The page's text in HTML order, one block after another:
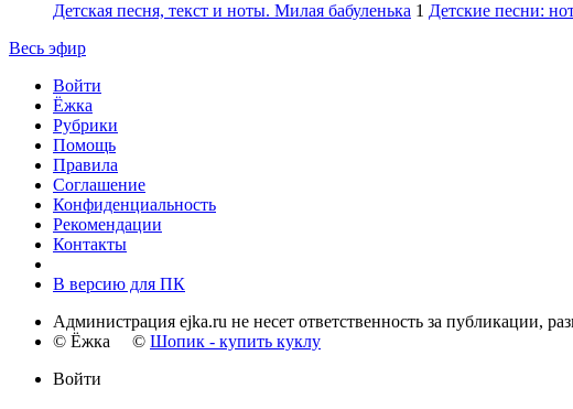
Детская песня, текст и ноты. Милая бабуленька 1 Детские песни:
Весь эфир
Войти
Ёжка
Рубрики
Помощь
Правила
Соглашение
Конфиденциальность
Рекомендации
Контакты
В версию для ПК
Администрация ejka.ru не несет ответственность за публикации,
© Ёжка © Шопик - купить куклу
Войти